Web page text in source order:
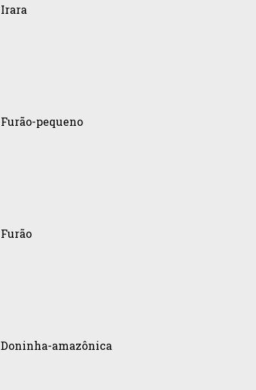
Irara
Furão-pequeno
Furão
Doninha-amazônica